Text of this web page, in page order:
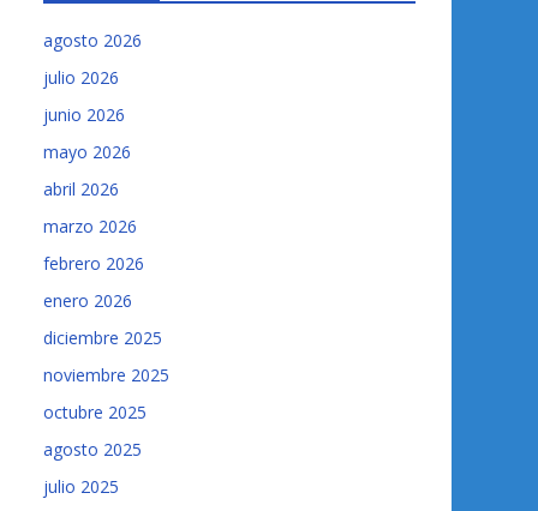
agosto 2026
julio 2026
junio 2026
mayo 2026
abril 2026
marzo 2026
febrero 2026
enero 2026
diciembre 2025
noviembre 2025
octubre 2025
agosto 2025
julio 2025